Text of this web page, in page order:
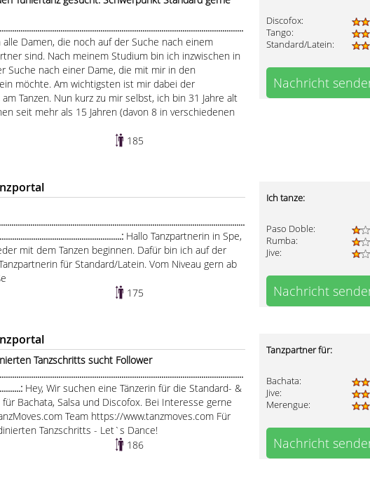
alle Damen, die noch auf der Suche nach einem
sind. Nach meinem Studium bin ich inzwischen in
Suche nach einer Dame, die mit mir in den
möchte. Am wichtigsten ist mir dabei der
Tanzen. Nun kurz zu mir selbst, ich bin 31 Jahre alt
seit mehr als 15 Jahren (davon 8 in verschiedenen
185
Discofox:
Tango:
Standard/Latein:
Nachricht
Hallo Tanzpartnerin in Spe,
mit dem Tanzen beginnen. Dafür bin ich auf der
für Standard/Latein. Vom Niveau gern ab
175
Ich tanze:
Paso Doble:
Rumba:
Jive:
Nachricht
Tanzschritts sucht Follower
Hey, Wir suchen eine Tänzerin für die Standard- &
Bachata, Salsa und Discofox. Bei Interesse gerne
Team https://www.tanzmoves.com Für
Tanzschritts - Let`s Dance!
186
Tanzpartner für:
Bachata:
Jive:
Merengue:
Nachricht